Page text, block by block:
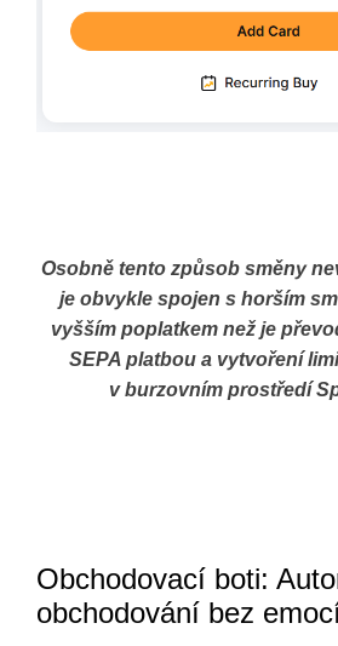
Osobně tento způsob směny
je obvykle spojen s horším
vyšším poplatkem než je
SEPA platbou a vytvoření
v burzovním prostředí
Obchodovací boti:
obchodování bez